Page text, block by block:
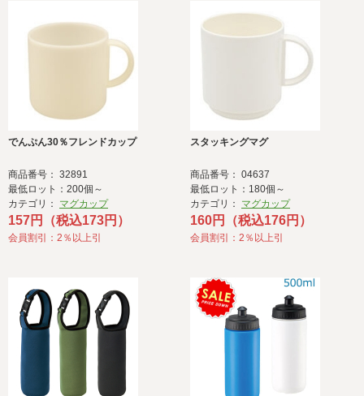
でんぷん30％フレンドカップ
商品番号： 32891
最低ロット：200個～
カテゴリ： マグカップ
157円（税込173円）
会員割引：2％以上引
スタッキングマグ
商品番号： 04637
最低ロット：180個～
カテゴリ： マグカップ
160円（税込176円）
会員割引：2％以上引